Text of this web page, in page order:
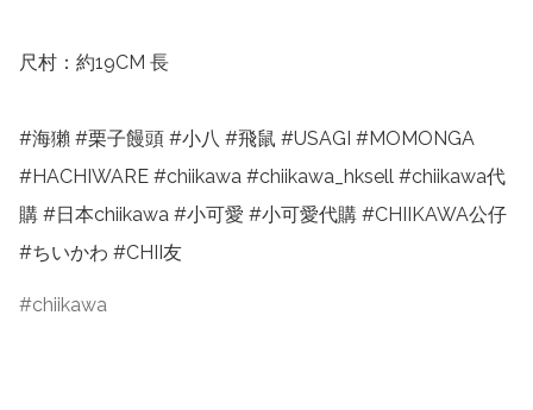
尺村：約19CM 長
#海獺 #栗子饅頭 #小八 #飛鼠 #USAGI #MOMONGA
#HACHIWARE #chiikawa #chiikawa_hksell #chiikawa代
購 #日本chiikawa #小可愛 #小可愛代購 #CHIIKAWA公仔
#ちいかわ #CHII友
chiikawa